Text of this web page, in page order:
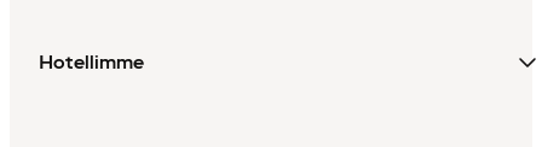
Hotellimme